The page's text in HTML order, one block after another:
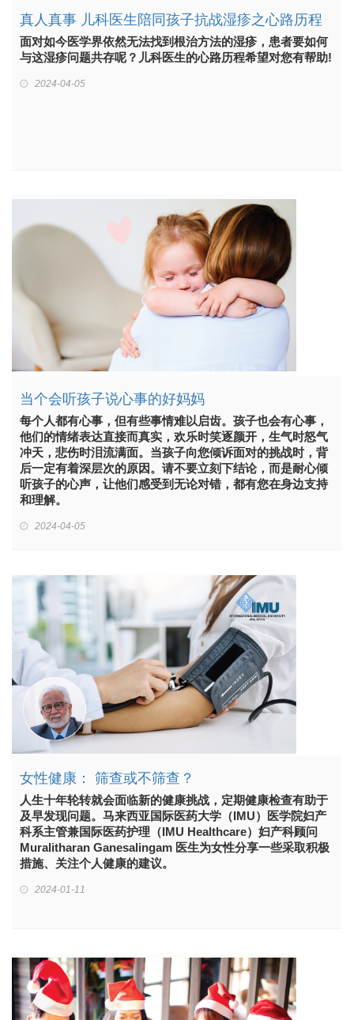
真人真事 儿科医生陪同孩子抗战湿疹之心路历程
面对如今医学界依然无法找到根治方法的湿疹，患者要如何
与这湿疹问题共存呢？儿科医生的心路历程希望对您有帮助!
2024-04-05
当个会听孩子说心事的好妈妈
每个人都有心事，但有些事情难以启齿。孩子也会有心事，
他们的情绪表达直接而真实，欢乐时笑逐颜开，生气时怒气
冲天，悲伤时泪流满面。当孩子向您倾诉面对的挑战时，背
后一定有着深层次的原因。请不要立刻下结论，而是耐心倾
听孩子的心声，让他们感受到无论对错，都有您在身边支持
和理解。
2024-04-05
女性健康： 筛查或不筛查？
人生十年轮转就会面临新的健康挑战，定期健康检查有助于
及早发现问题。马来西亚国际医药大学（IMU）医学院妇产
科系主管兼国际医药护理（IMU Healthcare）妇产科顾问
Muralitharan Ganesalingam 医生为女性分享一些采取积极
措施、关注个人健康的建议。
2024-01-11